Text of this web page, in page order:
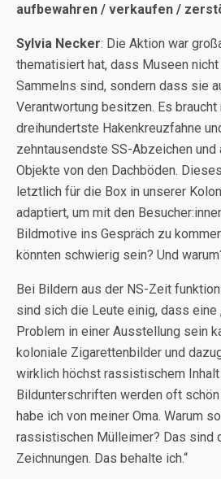
aufbewahren / verkaufen /
Sylvia Necker: Die Aktion war
thematisiert hat, dass Museen nicht
Sammelns sind, sondern dass sie
Verantwortung besitzen. Es braucht
dreihundertste Hakenkreuzfahne
zehntausendste SS-Abzeichen und
Objekte von den Dachböden.
letztlich für die Box in unserer
adaptiert, um mit den
Bildmotive ins Gespräch zu
könnten schwierig sein? Und
Bei Bildern aus der NS-Zeit
sind sich die Leute einig, dass eine
Problem in einer Ausstellung sein
koloniale Zigarettenbilder und
wirklich höchst rassistischem
Bildunterschriften werden oft schön
habe ich von meiner Oma. Warum
rassistischen Mülleimer? Das sind
Zeichnungen. Das behalte ich.“